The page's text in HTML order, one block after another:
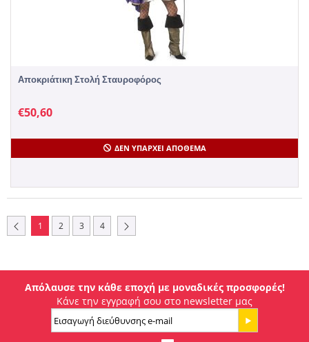
Αποκριάτικη Στολή Σταυροφόρος
€50,60
ΔΕΝ ΥΠΆΡΧΕΙ ΑΠΌΘΕΜΑ
1 2 3 4
Απόλαυσε την κάθε εποχή με μοναδικές προσφορές!
Κάνε την εγγραφή σου στο newsletter μας